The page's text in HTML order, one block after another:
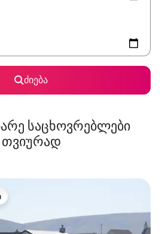
ძიება
საცხოვრებლები
თვიურად
ვარიანტი